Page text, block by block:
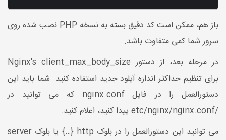
باز هم، ممکن است کد دقیق بسته به نسخه PHP نصب شده روی
سرور شما کمی متفاوت باشد.
در مرحله بعد، از دستور Nginx's client_max_body_size
برای تنظیم حداکثر اندازه آپلود جدید استفاده کنید. شما باید این
دستورالعمل را در فایل nginx.conf که می توانید در
/etc/nginx/nginx.conf پیدا کنید، اعلام کنید.
می توانید این دستورالعمل را در بلوک http {…} یا بلوک server